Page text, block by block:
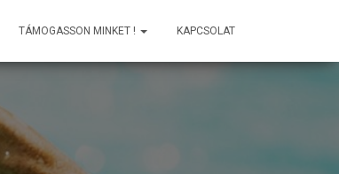
TÁMOGASSON MINKET ! KAPCSOLAT